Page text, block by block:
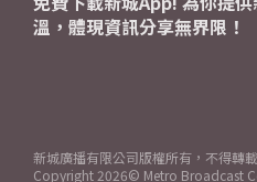
溫，體現資訊分享無界限！
新城廣播有限公司版權所有，不得轉載
Copyright 2026© Metro Broadcast